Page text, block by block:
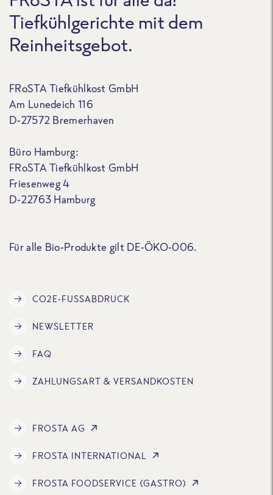
Tiefkühlgerichte mit dem
Reinheitsgebot.
FRoSTA Tiefkühlkost GmbH
Am Lunedeich 116
D-27572 Bremerhaven
Büro Hamburg:
FRoSTA Tiefkühlkost GmbH
Friesenweg 4
D-22763 Hamburg
Für alle Bio-Produkte gilt DE-ÖKO-006.
CO2E-FUSSABDRUCK
NEWSLETTER
FAQ
ZAHLUNGSART & VERSANDKOSTEN
FROSTA AG
FROSTA INTERNATIONAL
FROSTA FOODSERVICE (GASTRO)